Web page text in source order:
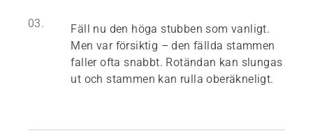
03.
Fäll nu den höga stubben som vanligt.
Men var försiktig – den fällda stammen
faller ofta snabbt. Rotändan kan slungas
ut och stammen kan rulla oberäkneligt.